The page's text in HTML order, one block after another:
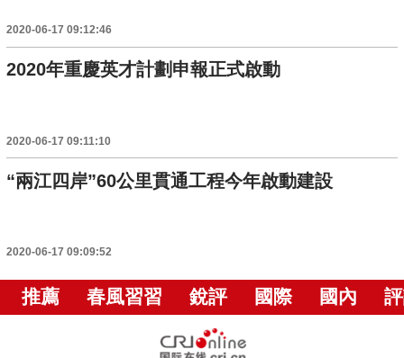
2020-06-17 09:12:46
2020年重慶英才計劃申報正式啟動
2020-06-17 09:11:10
“兩江四岸”60公里貫通工程今年啟動建設
2020-06-17 09:09:52
推薦 春風習習 銳評 國際 國內